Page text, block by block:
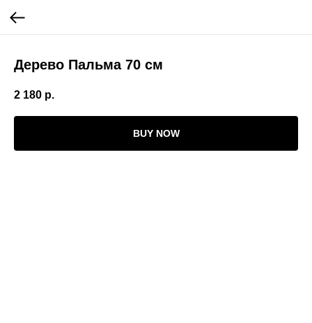
Дерево Пальма 70 см
2 180 р.
BUY NOW